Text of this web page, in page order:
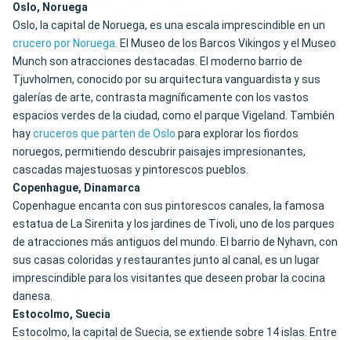
Oslo, Noruega
Oslo, la capital de Noruega, es una escala imprescindible en un
crucero por Noruega. El Museo de los Barcos Vikingos y el Museo
Munch son atracciones destacadas. El moderno barrio de
Tjuvholmen, conocido por su arquitectura vanguardista y sus
galerías de arte, contrasta magníficamente con los vastos
espacios verdes de la ciudad, como el parque Vigeland. También
haycruceros que parten de Oslo para explorar los fiordos
noruegos, permitiendo descubrir paisajes impresionantes,
cascadas majestuosas y pintorescos pueblos.
Copenhague, Dinamarca
Copenhague encanta con sus pintorescos canales, la famosa
estatua de La Sirenita y los jardines de Tivoli, uno de los parques
de atracciones más antiguos del mundo. El barrio de Nyhavn, con
sus casas coloridas y restaurantes junto al canal, es un lugar
imprescindible para los visitantes que deseen probar la cocina
danesa.
Estocolmo, Suecia
Estocolmo, la capital de Suecia, se extiende sobre 14 islas. Entre